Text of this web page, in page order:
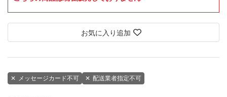
お気に入り追加
✕ メッセージカード不可 ✕ 配送業者指定不可